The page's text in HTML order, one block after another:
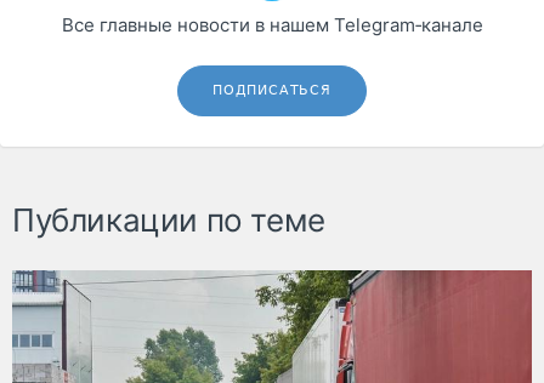
Все главные новости в нашем Telegram‑канале
ПОДПИСАТЬСЯ
Публикации по теме